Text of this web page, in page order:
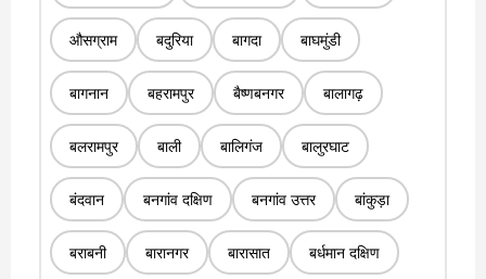
औसग्राम बदुरिया बागदा बाघमुंडी
बागनान बहरामपुर बैष्णबनगर बालागढ़
बलरामपुर बाली बालिगंज बालुरघाट
बंदवान बनगांव दक्षिण बनगांव उत्तर बांकुड़ा
बराबनी बारानगर बारासात बर्धमान दक्षिण